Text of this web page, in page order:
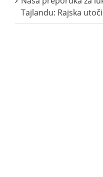
Tajlandu: Rajska